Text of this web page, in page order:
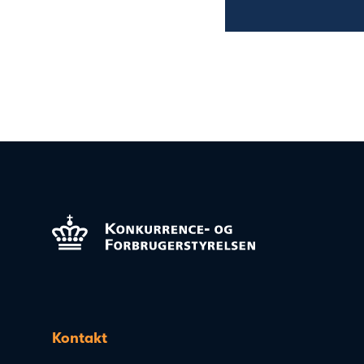
Kontakt